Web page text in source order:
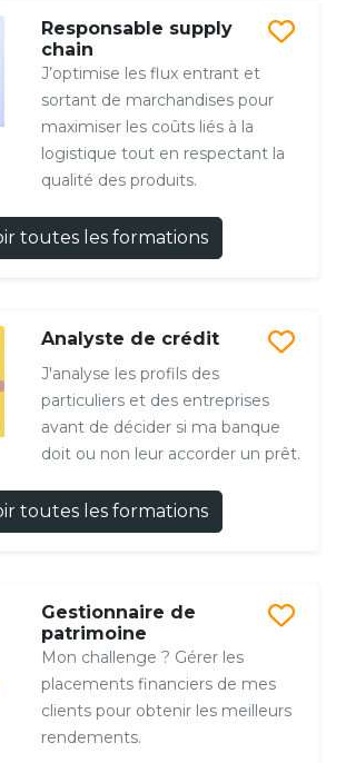
Responsable supply
chain
J’optimise les flux entrant et
sortant de marchandises pour
maximiser les coûts liés à la
logistique tout en respectant la
qualité des produits.
toutes les formations
Analyste de crédit
J'analyse les profils des
particuliers et des entreprises
avant de décider si ma banque
doit ou non leur accorder un prêt.
toutes les formations
Gestionnaire de
patrimoine
Mon challenge ? Gérer les
placements financiers de mes
clients pour obtenir les meilleurs
rendements.